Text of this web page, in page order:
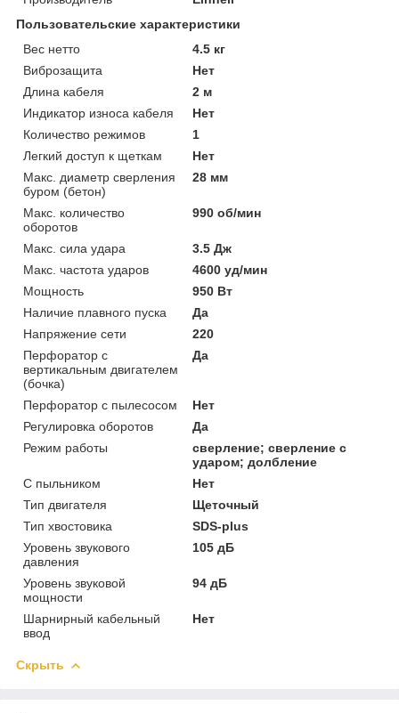
Пользовательские характеристики
Вес нетто
4.5 кг
Виброзащита
Нет
Длина кабеля
2 м
Индикатор износа кабеля
Нет
Количество режимов
1
Легкий доступ к щеткам
Нет
Макс. диаметр сверления
буром (бетон)
28 мм
Макс. количество
оборотов
990 об/мин
Макс. сила удара
3.5 Дж
Макс. частота ударов
4600 уд/мин
Мощность
950 Вт
Наличие плавного пуска
Да
Напряжение сети
220
Перфоратор с
вертикальным двигателем
(бочка)
Да
Перфоратор с пылесосом
Нет
Регулировка оборотов
Да
Режим работы
сверление; сверление с
ударом; долбление
С пыльником
Нет
Тип двигателя
Щеточный
Тип хвостовика
SDS-plus
Уровень звукового
давления
105 дБ
Уровень звуковой
мощности
94 дБ
Шарнирный кабельный
ввод
Нет
Скрыть